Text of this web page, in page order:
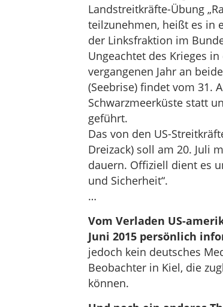
Landstreitkräfte-Übung
teilzunehmen, heißt es in
der Linksfraktion im
Ungeachtet des Krieges
vergangenen Jahr an
(Seebrise) findet vom 31.
Schwarzmeerküste statt
geführt.
Das von den US-
Dreizack) soll am 20. Juli
dauern. Offiziell dient es
und Sicherheit“.
…
Vom Verladen US-
Juni 2015 persönlich
jedoch kein deutsches
Beobachter in Kiel, die
können.